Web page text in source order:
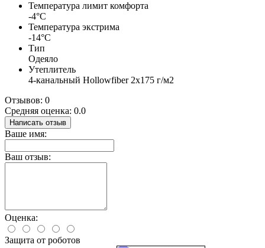
Температура лимит комфорта
-4°C
Температура экстрима
-14°C
Тип
Одеяло
Утеплитель
4-канальный Hollowfiber 2x175 г/м2
Отзывов: 0
Средняя оценка: 0.0
Написать отзыв
Ваше имя:
Ваш отзыв:
Оценка:
Защита от роботов